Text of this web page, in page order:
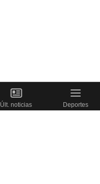
Últ. noticias Deportes